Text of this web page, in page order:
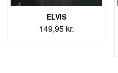
ELVIS
149,95 kr.